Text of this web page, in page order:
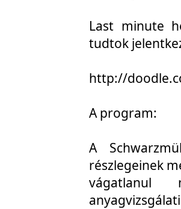
Last minute
tudtok
http://
A program:
A
részlegeinek
vágatlanul